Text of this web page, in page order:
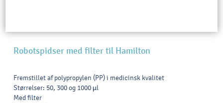
Robotspidser med filter til Hamilton
Fremstillet af polypropylen (PP) i medicinsk kvalitet
Størrelser: 50, 300 og 1000 µl
Med filter